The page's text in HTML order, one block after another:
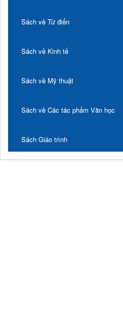
Sách về Từ điển
Sách về Kinh tế
Sách về Mỹ thuật
Sách về Các tác phẩm Văn học
Sách Giáo trình